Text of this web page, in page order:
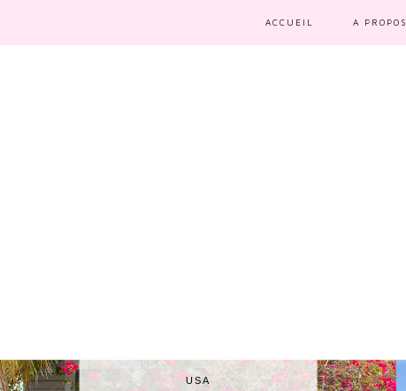
ACCUEIL A PROPOS
USA